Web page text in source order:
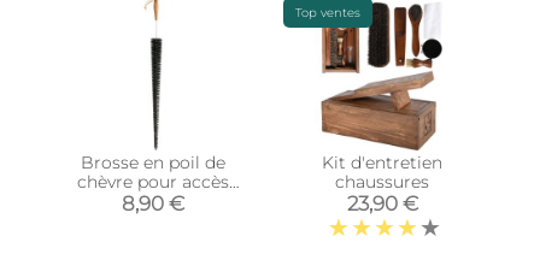
Brosse en poil de
chèvre pour accès
difficile
8,90 €
Top ventes
Kit d'entretien
chaussures
23,90 €